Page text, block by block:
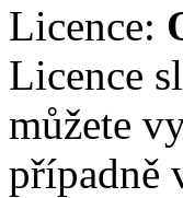
Licence:
Licence
můžete
případně